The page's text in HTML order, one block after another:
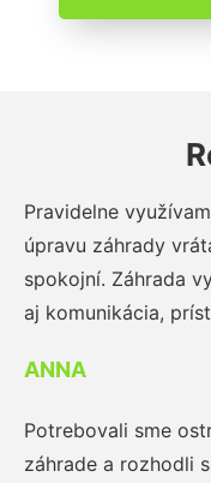
Pravidelne
úpravu záhrady
spokojní. Záhrada
aj komunikácia,
ANNA
Potrebovali sme
záhrade a rozhodli